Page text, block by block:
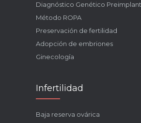
Diagnóstico Genético
Método ROPA
Preservación de fertilidad
Adopción de embriones
Ginecología
Infertilidad
Baja reserva ovárica